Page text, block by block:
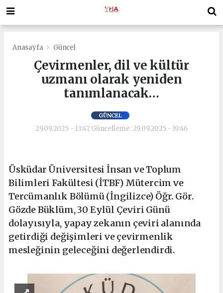
Anasayfa Güncel
Çevirmenler, dil ve kültür
uzmanı olarak yeniden
tanımlanacak…
GÜNCEL
29.09.2025 - 13:47, Güncelleme: 29.09.2025 - 19:46
Üsküdar Üniversitesi İnsan ve Toplum
Bilimleri Fakültesi (İTBF) Mütercim ve
Tercümanlık Bölümü (İngilizce) Öğr. Gör.
Gözde Büklüm, 30 Eylül Çeviri Günü
dolayısıyla, yapay zekanın çeviri alanında
getirdiği değişimleri ve çevirmenlik
mesleğinin geleceğini değerlendirdi.